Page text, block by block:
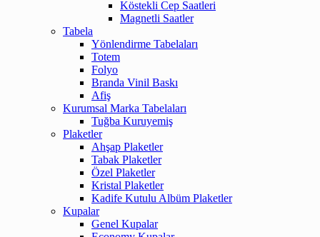
Köstekli Cep Saatleri
Magnetli Saatler
Tabela
Yönlendirme Tabelaları
Totem
Folyo
Branda Vinil Baskı
Afiş
Kurumsal Marka Tabelaları
Tuğba Kuruyemiş
Plaketler
Ahşap Plaketler
Tabak Plaketler
Özel Plaketler
Kristal Plaketler
Kadife Kutulu Albüm Plaketler
Kupalar
Genel Kupalar